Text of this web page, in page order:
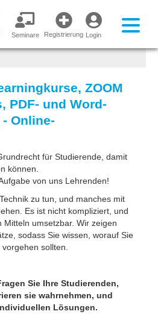
Login
Registrierung
Seminare
ZOOM
PDF- und Word-
Online-
für Studierende, damit
können.
von uns Lehrenden!
zu tun, und manches mit
Es ist nicht kompliziert, und
Mitteln umsetzbar. Wir zeigen
sodass Sie wissen, worauf Sie
sollten.
Sie Ihre Studierenden,
sie wahrnehmen, und
Lösungen.